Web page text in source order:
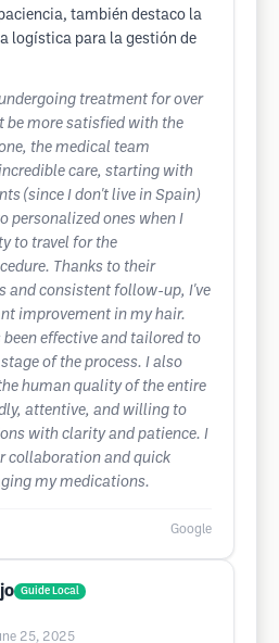
también destaco la
logística para la gestión de
treatment for over
be more satisfied with the
the medical team
care, starting with
(since I don't live in Spain)
personalized ones when I
to travel for the
Thanks to their
and consistent follow-up, I've
improvement in my hair.
been effective and tailored to
of the process. I also
human quality of the entire
attentive, and willing to
with clarity and patience. I
collaboration and quick
my medications.
Google
Guide Local
25, 2025